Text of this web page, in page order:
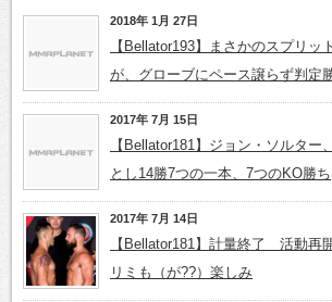
2018年 1月 27日
【Bellator193】まさかのスプリッ
が、グローブにペース譲らず判定
2017年 7月 15日
【Bellator181】ジョン・ソルター
とし14勝7つの一本、7つのKO勝ち
2017年 7月 14日
【Bellator181】計量終了 活動再
リミも（が??）楽しみ